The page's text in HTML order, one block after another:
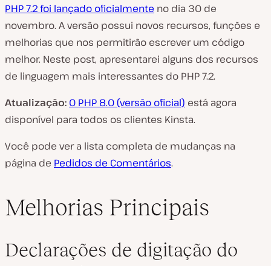
PHP 7.2 foi lançado oficialmente no dia 30 de
novembro. A versão possui novos recursos, funções e
melhorias que nos permitirão escrever um código
melhor. Neste post, apresentarei alguns dos recursos
de linguagem mais interessantes do PHP 7.2.
Atualização: O PHP 8.0 (versão oficial) está agora
disponível para todos os clientes Kinsta.
Você pode ver a lista completa de mudanças na
página de Pedidos de Comentários.
Melhorias Principais
Declarações de digitação do